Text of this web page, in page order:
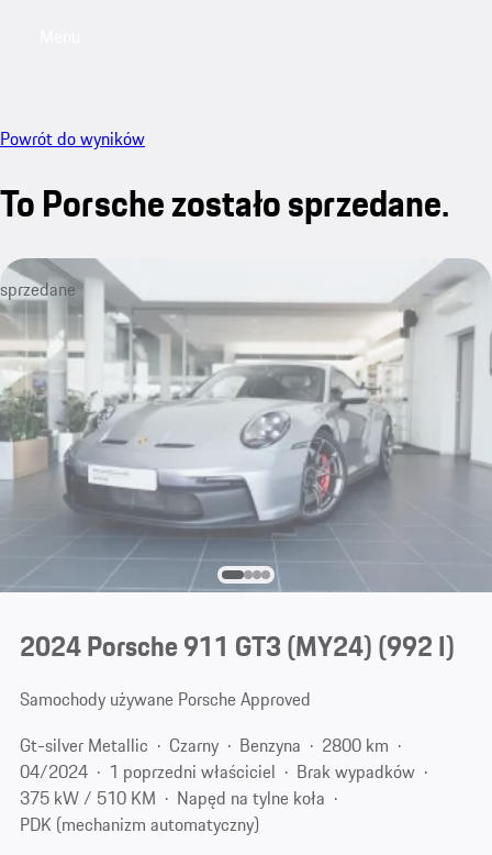
Powrót do wyników
To Porsche zostało sprzedane.
sprzedane
2024 Porsche 911 GT3 (MY24)(992 I)
Samochody używane Porsche Approved
Gt-silver Metallic
Czarny Benzyna
2800 km
04/2024
1 poprzedni właściciel
Brak wypadków
375 kW / 510 KM
Napęd na tylne koła
PDK (mechanizm automatyczny)